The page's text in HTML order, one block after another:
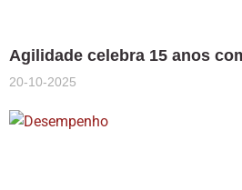
Agilidade celebra 15 anos
20-10-2025